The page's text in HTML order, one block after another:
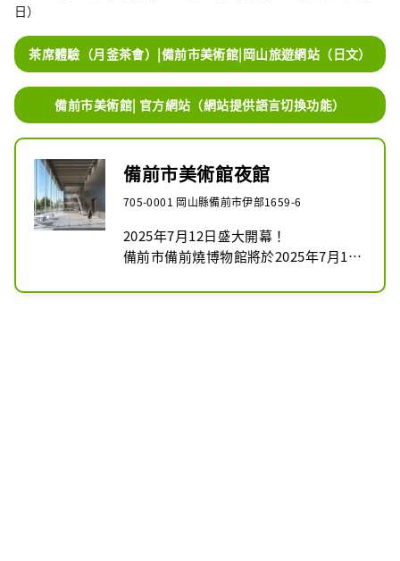
日）
茶席體驗（月釜茶會）|備前市美術館|岡山旅遊網站（日文）
備前市美術館| 官方網站（網站提供語言切換功能）
備前市美術館夜館
705-0001 岡山縣備前市伊部1659-6
2025年7月12日盛大開幕！
備前市備前燒博物館將於2025年7月12
國內外宣傳備備前燒等現代陶瓷魅力的